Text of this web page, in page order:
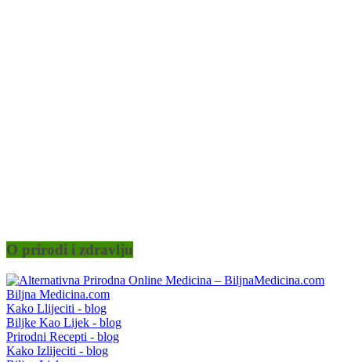
O prirodi i zdravlju
Biljna Medicina.com
Kako Llijeciti - blog
Biljke Kao Lijek - blog
Prirodni Recepti - blog
Kako Izlijeciti - blog